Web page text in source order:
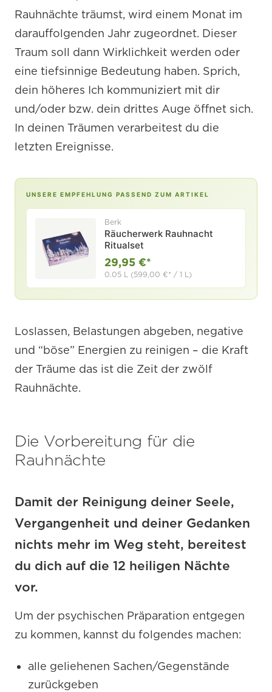
Rauhnächte träumst, wird einem Monat im
darauffolgenden Jahr zugeordnet. Dieser
Traum soll dann Wirklichkeit werden oder
eine tiefsinnige Bedeutung haben. Sprich,
dein höheres Ich kommuniziert mit dir
und/oder bzw. dein drittes Auge öffnet sich.
In deinen Träumen verarbeitest du die
letzten Ereignisse.
UNSERE EMPFEHLUNG PASSEND ZUM ARTIKEL
Berk
Räucherwerk Rauhnacht
Ritualset
29,95 €*
0.05 L (599,00 €* / 1 L)
Loslassen, Belastungen abgeben, negative
und “böse” Energien zu reinigen – die Kraft
der Träume das ist die Zeit der zwölf
Rauhnächte.
Die Vorbereitung für die
Rauhnächte
Damit der Reinigung deiner Seele,
Vergangenheit und deiner Gedanken
nichts mehr im Weg steht, bereitest
du dich auf die 12 heiligen Nächte
vor.
Um der psychischen Präparation entgegen
zu kommen, kannst du folgendes machen:
alle geliehenen Sachen/Gegenstände
zurückgeben